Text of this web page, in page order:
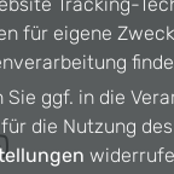
für eigene
ggf. in die
die Nutzung